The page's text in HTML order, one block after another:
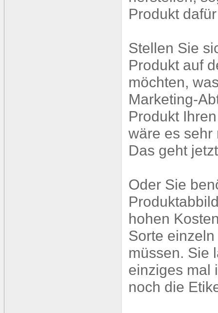
Produkt
Stellen Sie
Produkt auf
möchten,
Marketing-
Produkt
wäre es sehr
Das geht
Oder Sie
hohen
Sorte
müssen. Sie
einziges mal
noch die